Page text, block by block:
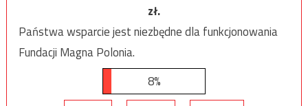
zł.
Państwa wsparcie jest niezbędne dla funkcjonowania
Fundacji Magna Polonia.
8%